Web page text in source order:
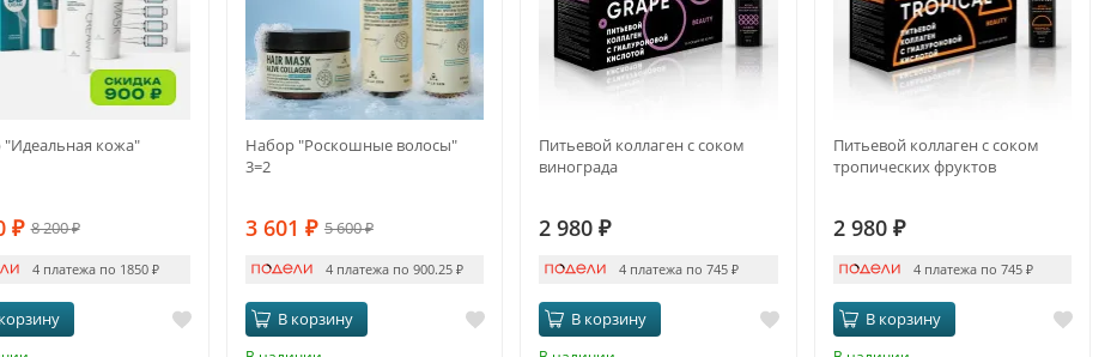
кожа"
₽ 8 200₽
4 платежа по 1850₽
Набор "Роскошные волосы"
3=2
3 601 ₽ 5 600₽
4 платежа по 900.25₽
В корзину
Питьевой коллаген с соком
винограда
2 980₽
4 платежа по 745 ₽
В корзину
Питьевой коллаген с соком
тропических фруктов
2 980 ₽
4 платежа по 745₽
В корзину